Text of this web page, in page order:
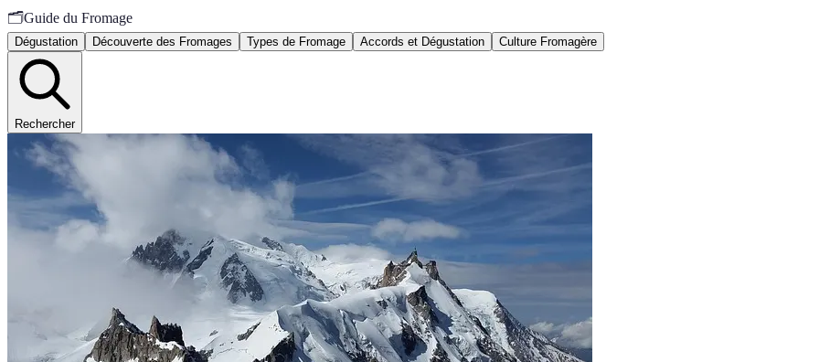
🗂️Guide du Fromage
Dégustation Découverte des Fromages Types de Fromage Accords et Dégustation Culture Fromagère
Rechercher